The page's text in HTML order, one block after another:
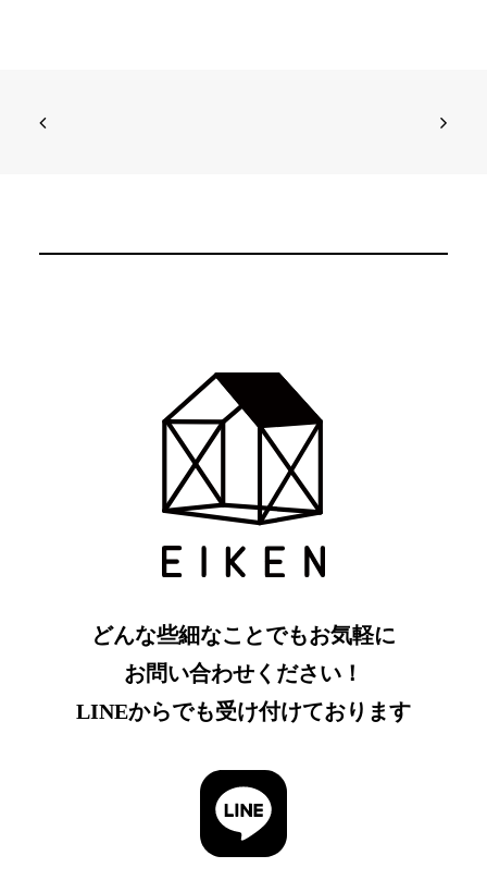
どんな些細なことでもお気軽に
お問い合わせください！
LINEからでも受け付けております